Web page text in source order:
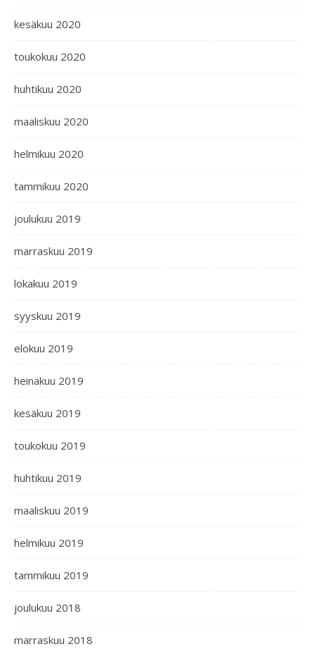
kesäkuu 2020
toukokuu 2020
huhtikuu 2020
maaliskuu 2020
helmikuu 2020
tammikuu 2020
joulukuu 2019
marraskuu 2019
lokakuu 2019
syyskuu 2019
elokuu 2019
heinäkuu 2019
kesäkuu 2019
toukokuu 2019
huhtikuu 2019
maaliskuu 2019
helmikuu 2019
tammikuu 2019
joulukuu 2018
marraskuu 2018